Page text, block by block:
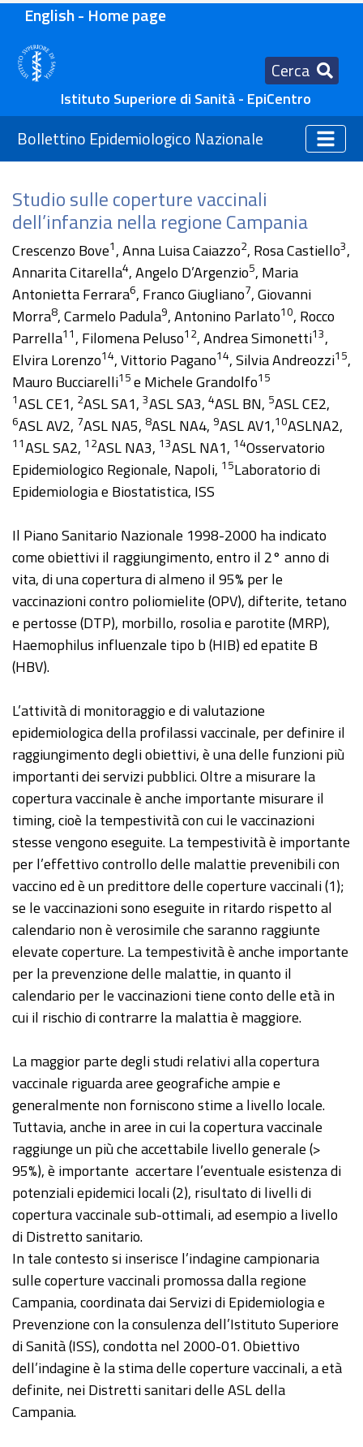
English - Home page
Cerca
Istituto Superiore di Sanità - EpiCentro
Bollettino Epidemiologico Nazionale
Studio sulle coperture vaccinali
dell’infanzia nella regione Campania
Crescenzo Bove1 , Anna Luisa Caiazzo2, Rosa Castiello3,
Annarita Citarella4, Angelo D’Argenzio5, Maria
Antonietta Ferrara6, Franco Giugliano7, Giovanni
Morra8, Carmelo Padula9, Antonino Parlato10, Rocco
Parrella11 , Filomena Peluso12, Andrea Simonetti13,
Elvira Lorenzo14, Vittorio Pagano14, Silvia Andreozzi15,
Mauro Bucciarelli15 e Michele Grandolfo15
1ASL CE1, 2ASL SA1, 3ASL SA3, 4ASL BN, 5ASL CE2,
6ASL AV2, 7ASL NA5, 8ASL NA4, 9ASL AV1,10ASLNA2,
11ASL SA2, 12ASL NA3, 13ASL NA1, 14Osservatorio
Epidemiologico Regionale, Napoli, 15Laboratorio di
Epidemiologia e Biostatistica, ISS
Il Piano Sanitario Nazionale 1998-2000 ha indicato
come obiettivi il raggiungimento, entro il 2° anno di
vita, di una copertura di almeno il 95% per le
vaccinazioni contro poliomielite (OPV), difterite, tetano
e pertosse (DTP), morbillo, rosolia e parotite (MRP),
Haemophilus influenzale tipo b (HIB) ed epatite B
(HBV).
L’attività di monitoraggio e di valutazione
epidemiologica della profilassi vaccinale, per definire il
raggiungimento degli obiettivi, è una delle funzioni più
importanti dei servizi pubblici. Oltre a misurare la
copertura vaccinale è anche importante misurare il
timing, cioè la tempestività con cui le vaccinazioni
stesse vengono eseguite. La tempestività è importante
per l’effettivo controllo delle malattie prevenibili con
vaccino ed è un predittore delle coperture vaccinali (1);
se le vaccinazioni sono eseguite in ritardo rispetto al
calendario non è verosimile che saranno raggiunte
elevate coperture. La tempestività è anche importante
per la prevenzione delle malattie, in quanto il
calendario per le vaccinazioni tiene conto delle età in
cui il rischio di contrarre la malattia è maggiore.
La maggior parte degli studi relativi alla copertura
vaccinale riguarda aree geografiche ampie e
generalmente non forniscono stime a livello locale.
Tuttavia, anche in aree in cui la copertura vaccinale
raggiunge un più che accettabile livello generale (>
95%), è importante accertare l’eventuale esistenza di
potenziali epidemici locali (2), risultato di livelli di
copertura vaccinale sub-ottimali, ad esempio a livello
di Distretto sanitario.
In tale contesto si inserisce l’indagine campionaria
sulle coperture vaccinali promossa dalla regione
Campania, coordinata dai Servizi di Epidemiologia e
Prevenzione con la consulenza dell’Istituto Superiore
di Sanità (ISS), condotta nel 2000-01. Obiettivo
dell’indagine è la stima delle coperture vaccinali, a età
definite, nei Distretti sanitari delle ASL della
Campania.